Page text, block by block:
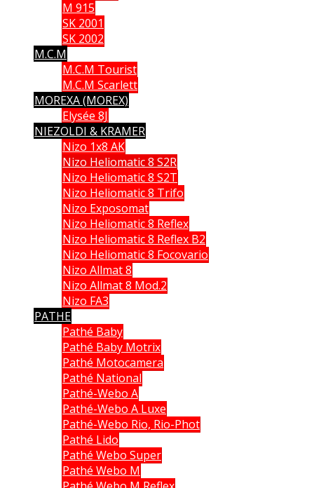
M 915
SK 2001
SK 2002
M.C.M
M.C.M Tourist
M.C.M Scarlett
MOREXA (MOREX)
Elysée 8J
NIEZOLDI & KRAMER
Nizo 1x8 AK
Nizo Heliomatic 8 S2R
Nizo Heliomatic 8 S2T
Nizo Heliomatic 8 Trifo
Nizo Exposomat
Nizo Heliomatic 8 Reflex
Nizo Heliomatic 8 Reflex B2
Nizo Heliomatic 8 Focovario
Nizo Allmat 8
Nizo Allmat 8 Mod.2
Nizo FA3
PATHE
Pathé Baby
Pathé Baby Motrix
Pathé Motocamera
Pathé National
Pathé-Webo A
Pathé-Webo A Luxe
Pathé-Webo Rio, Rio-Phot
Pathé Lido
Pathé Webo Super
Pathé Webo M